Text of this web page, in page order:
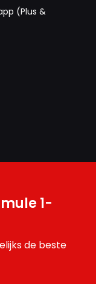
(Plus &
1-
de beste